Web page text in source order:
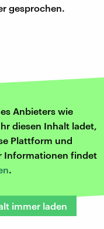
gesprochen.
Anbieters wie
diesen Inhalt ladet,
Plattform und
Informationen findet
.
immer laden